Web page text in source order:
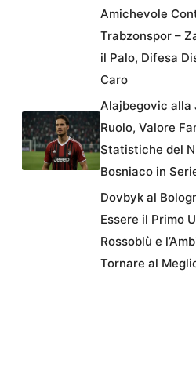
Amichevole
Trabzonspor –
il Palo, Difesa
Caro
Alajbegovic alla
Ruolo, Valore
Statistiche del
Bosniaco in
Dovbyk al
Essere il Primo
Rossoblù e
Tornare al